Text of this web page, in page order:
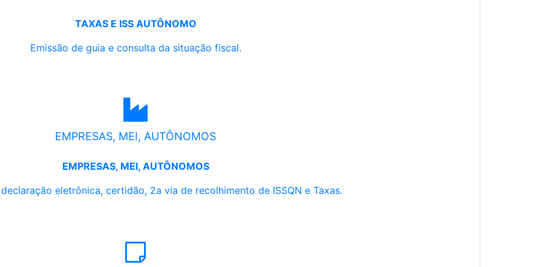
TAXAS E ISS AUTÔNOMO
Emissão de guia e consulta da situação fiscal.
EMPRESAS, MEI, AUTÔNOMOS
EMPRESAS, MEI, AUTÔNOMOS
eletrônica, certidão, 2a via de recolhimento de ISSQN e Taxas.